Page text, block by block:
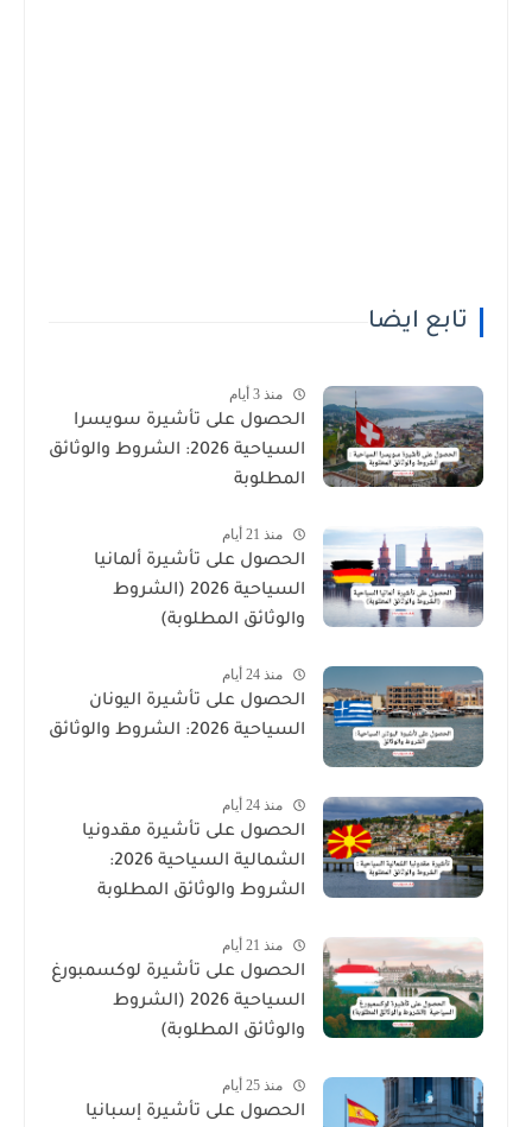
تابع ايضا
منذ 3 أيام
الحصول على تأشيرة سويسرا
السياحية 2026: الشروط والوثائق
المطلوبة
منذ 21 أيام
الحصول على تأشيرة ألمانيا
السياحية 2026 (الشروط
والوثائق المطلوبة)
منذ 24 أيام
الحصول على تأشيرة اليونان
السياحية 2026: الشروط والوثائق
منذ 24 أيام
الحصول على تأشيرة مقدونيا
الشمالية السياحية 2026:
الشروط والوثائق المطلوبة
منذ 21 أيام
الحصول على تأشيرة لوكسمبورغ
السياحية 2026 (الشروط
والوثائق المطلوبة)
منذ 25 أيام
الحصول على تأشيرة إسبانيا